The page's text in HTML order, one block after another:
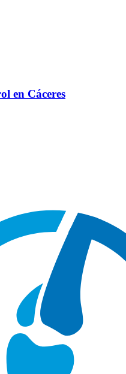
en Cáceres